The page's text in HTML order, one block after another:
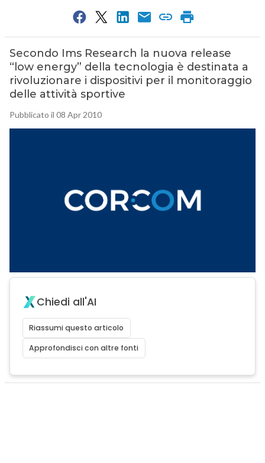
Secondo Ims Research la nuova release
“low energy” della tecnologia è destinata a
rivoluzionare i dispositivi per il monitoraggio
delle attività sportive
Pubblicato il 08 Apr 2010
Chiedi all'AI
Riassumi questo articolo
Approfondisci con altre fonti